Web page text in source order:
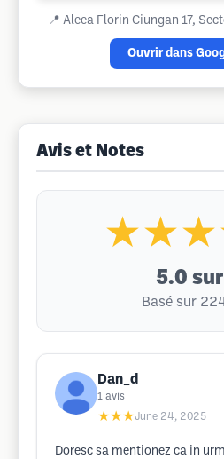
📍 Aleea Florin Ciungan 17,
Ouvrir dans
Avis et Notes
5.0
Basé sur
Dan_d
1 avis
★★★June 24, 2025
Doresc sa mentionez ca in